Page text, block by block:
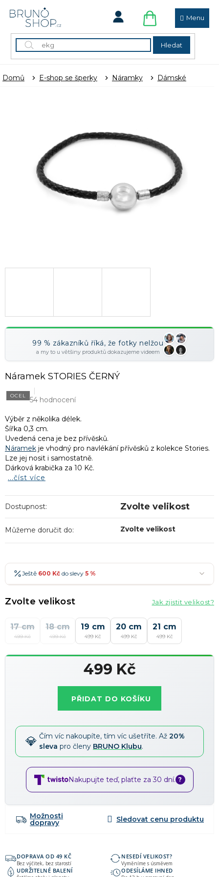
Hledat
NÁKUPNÍ
KOŠÍK
Domů E-shop se šperky Náramky Dámské
99 % zákazníků říká, že fotky nelžou
a my to u většiny produktů dokazujeme videem
Náramek STORIES ČERNÝ
OCEL 54 hodnocení
Výběr z několika délek.
Šířka 0,3 cm.
Uvedená cena je bez přívěsků.
Náramek je vhodný pro navlékání přívěsků z kolekce Stories.
Lze jej nosit i samostatně.
Dárková krabička za 10 Kč.
...číst více
Dostupnost: Zvolte velikost
Můžeme doručit do: Zvolte velikost
Ještě 600 Kč do slevy 5 %
1 200 Kč →-10 % Nejoblíbenější
Slevy lze kombinovat
Zvolte velikost Jak zjistit velikost?
17 cm
499 Kč
18 cm
499 Kč
19 cm
499 Kč
20 cm
499 Kč
21 cm
499 Kč
499 Kč
PŘIDAT DO KOŠÍKU
Čím víc nakoupíte, tím víc ušetříte. Až 20%
sleva pro členy BRUNO Klubu.
Nakupujte teď, plaťte za 30 dní. ?
Možnosti
dopravy
DOPRAVA OD 49 KČ
Bez výčitek, bez starostí
NESEDÍ VELIKOST?
Vyměníme s úsměvem
UDRŽITELNÉ BALENÍ ODESÍLÁME IHNED